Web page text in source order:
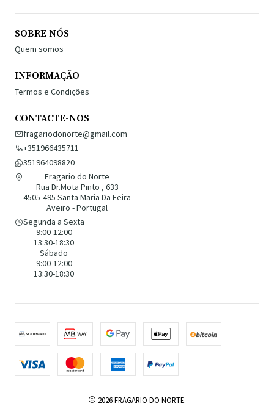
SOBRE NÓS
Quem somos
INFORMAÇÃO
Termos e Condições
CONTACTE-NOS
fragariodonorte@gmail.com
+351966435711
351964098820
Fragario do Norte
Rua Dr.Mota Pinto , 633
4505-495 Santa Maria Da Feira
Aveiro - Portugal
Segunda a Sexta
9:00-12:00
13:30-18:30
Sábado
9:00-12:00
13:30-18:30
2026 FRAGARIO DO NORTE.